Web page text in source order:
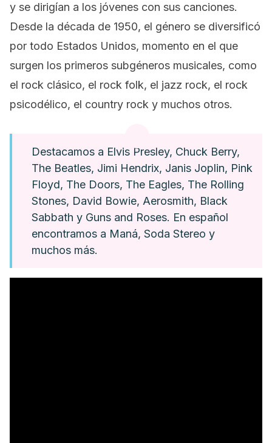
y se dirigían a los jóvenes con sus canciones.
Desde la década de 1950, el género se diversificó
por todo Estados Unidos, momento en el que
surgen los primeros subgéneros musicales, como
el rock clásico, el rock folk, el jazz rock, el rock
psicodélico, el country rock y muchos otros.
Destacamos a Elvis Presley, Chuck Berry,
The Beatles, Jimi Hendrix, Janis Joplin, Pink
Floyd, The Doors, The Eagles, The Rolling
Stones, David Bowie, Aerosmith, Black
Sabbath y Guns and Roses. En español
encontramos a Maná, Soda Stereo y
muchos más.